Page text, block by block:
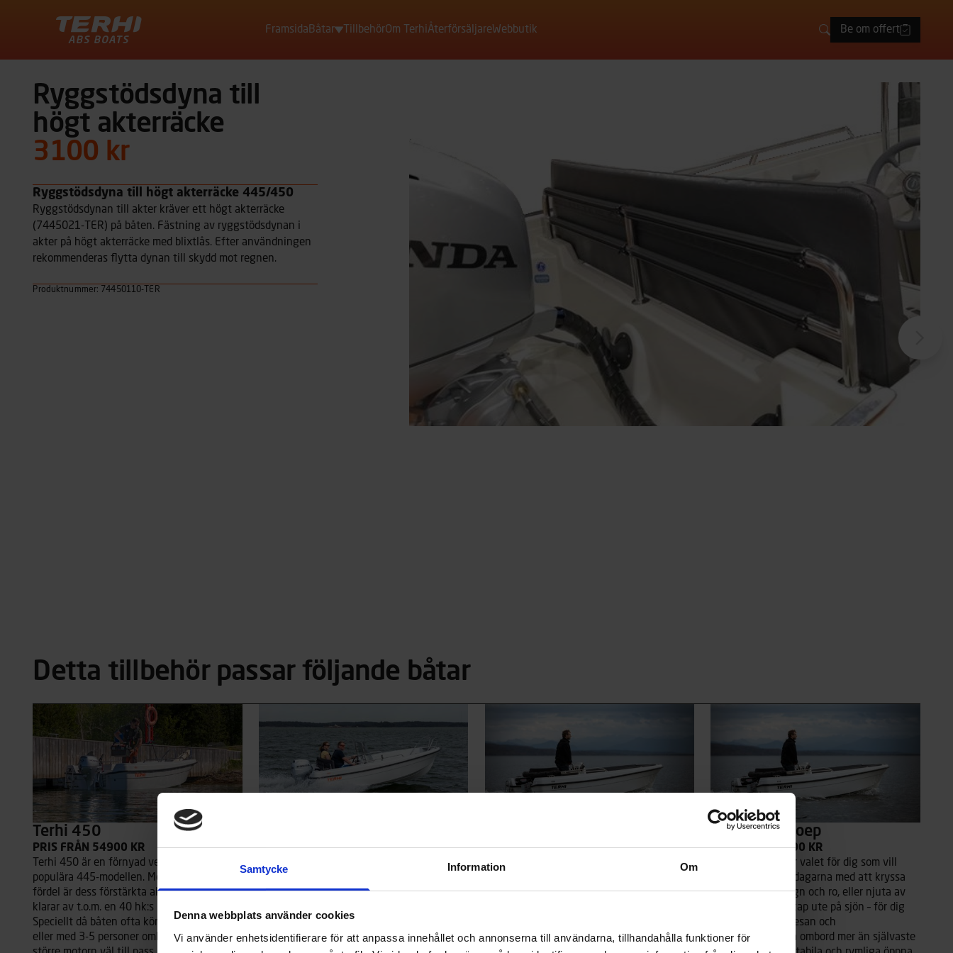
Samtycke Information Om
Denna webbplats använder cookies
Vi använder enhetsidentifierare för att anpassa innehållet och annonserna till användarna, tillhandahålla funktioner för
Framsida Båtar TillbehörOm TerhiÅterförsäljareWebbutik Sök Be om offert
Ryggstödsdyna till
högt akterräcke
3100 kr
Ryggstödsdyna till högt akterräcke 445/450
Ryggstödsdynan till akter kräver ett högt akterräcke
(7445021-TER) på båten. Fästning av ryggstödsdynan i
akter på högt akterräcke med blixtlås. Efter användningen
rekommenderas flytta dynan till skydd mot regnen.
Produktnummer: 74450110-TER
Detta tillbehör passar följande båtar
Terhi 450
PRIS FRÅN 54900 KR
Terhi 450 är en förnyad version av den
populära 445-modellen. Modellens största
fördel är dess förstärkta akterspegel som
klarar av t.o.m. en 40 hk:s utombordare.
Speciellt då båten ofta körs tungt lastad
eller med 3-5 personer ombord, kommer den
PRIS FRÅN 139900 KR
Terhi 450 C är rymlig stug- och allmänbåt
med sidopulpet. Den är väldigt stadig, och
passar därför både som förbindelse-, fiske-
familjens yngre båtåkare. Dess förstärkta
akterspegel möjliggör montering av en upp
PRIS FRÅN 67900 KR
Terhi 450 Sloep är valet för dig som vill
längs kanaler i lugn och ro, eller njuta av
bekvämligheterna ombord mer än självaste
Terhi 450 Sloep
PRIS FRÅN 69900 KR
Terhi 450 Sloep är valet för dig som vill
tillbringa sommardagarna med att kryssa
längs kanaler i lugn och ro, eller njuta av
sol och gott sällskap ute på sjön – för dig
som värdesätter resan och
bekvämligheterna ombord mer än självaste